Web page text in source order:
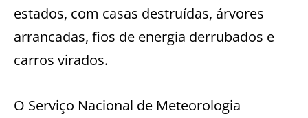
estados, com casas destruídas, árvores
arrancadas, fios de energia derrubados e
carros virados.
O Serviço Nacional de Meteorologia